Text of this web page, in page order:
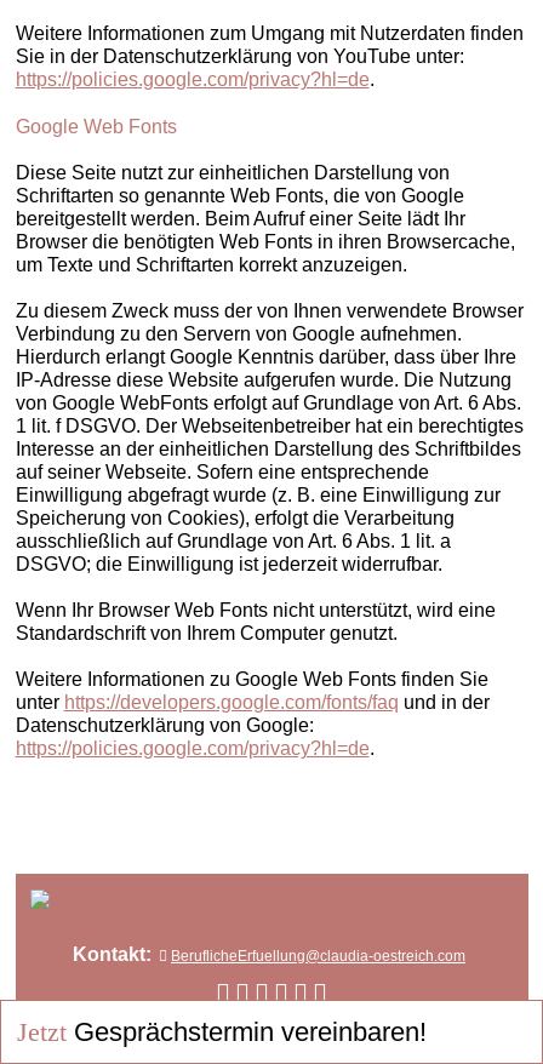
Weitere Informationen zum Umgang mit Nutzerdaten finden
Sie in der Datenschutzerklärung von YouTube unter:
https://policies.google.com/privacy?hl=de.
Google Web Fonts
Diese Seite nutzt zur einheitlichen Darstellung von
Schriftarten so genannte Web Fonts, die von Google
bereitgestellt werden. Beim Aufruf einer Seite lädt Ihr
Browser die benötigten Web Fonts in ihren Browsercache,
um Texte und Schriftarten korrekt anzuzeigen.
Zu diesem Zweck muss der von Ihnen verwendete Browser
Verbindung zu den Servern von Google aufnehmen.
Hierdurch erlangt Google Kenntnis darüber, dass über Ihre
IP-Adresse diese Website aufgerufen wurde. Die Nutzung
von Google WebFonts erfolgt auf Grundlage von Art. 6 Abs.
1 lit. f DSGVO. Der Webseitenbetreiber hat ein berechtigtes
Interesse an der einheitlichen Darstellung des Schriftbildes
auf seiner Webseite. Sofern eine entsprechende
Einwilligung abgefragt wurde (z. B. eine Einwilligung zur
Speicherung von Cookies), erfolgt die Verarbeitung
ausschließlich auf Grundlage von Art. 6 Abs. 1 lit. a
DSGVO; die Einwilligung ist jederzeit widerrufbar.
Wenn Ihr Browser Web Fonts nicht unterstützt, wird eine
Standardschrift von Ihrem Computer genutzt.
Weitere Informationen zu Google Web Fonts finden Sie
unter https://developers.google.com/fonts/faq und in der
Datenschutzerklärung von Google:
https://policies.google.com/privacy?hl=de.
Kontakt: BeruflicheErfuellung@claudia-oestreich.com
Impressum
JetztGesprächstermin vereinbaren!